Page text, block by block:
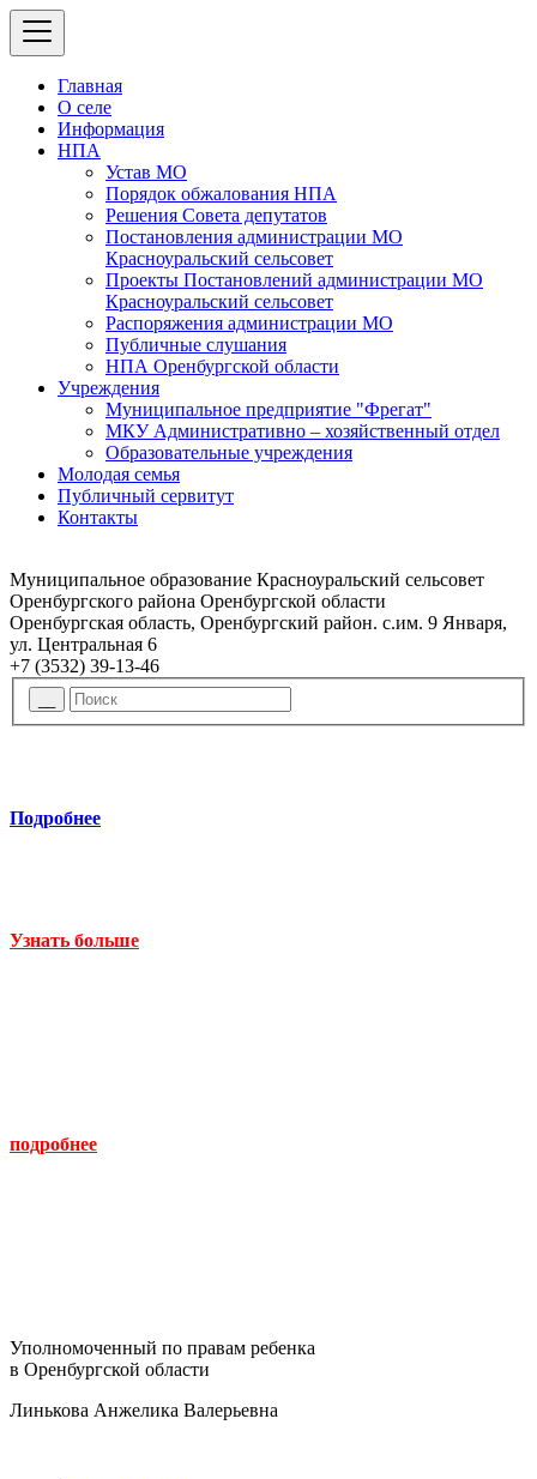
Главная
О селе
Информация
НПА
Устав МО
Порядок обжалования НПА
Решения Совета депутатов
Постановления администрации МО
Красноуральский сельсовет
Проекты Постановлений администрации МО
Красноуральский сельсовет
Распоряжения администрации МО
Публичные слушания
НПА Оренбургской области
Учреждения
Муниципальное предприятие "Фрегат"
МКУ Административно – хозяйственный отдел
Образовательные учреждения
Молодая семья
Публичный сервитут
Контакты
Муниципальное образование Красноуральский сельсовет
Оренбургского района Оренбургской области
Оренбургская область, Оренбургский район. с.им. 9 Января,
ул. Центральная 6
+7 (3532) 39-13-46
Подробнее
Узнать больше
подробнее
Уполномоченный по правам ребенка
в Оренбургской области
Линькова Анжелика Валерьевна